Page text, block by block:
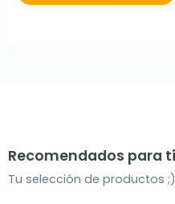
Recomendados para ti
Tu selección de productos ;)